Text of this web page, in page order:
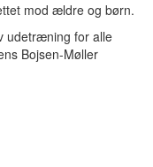
mod ældre og børn.
udetræning for alle
Bojsen-Møller